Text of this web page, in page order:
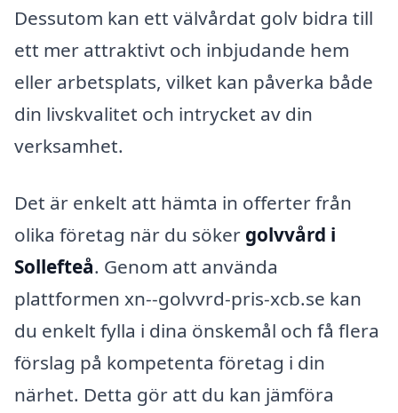
Dessutom kan ett välvårdat golv bidra till
ett mer attraktivt och inbjudande hem
eller arbetsplats, vilket kan påverka både
din livskvalitet och intrycket av din
verksamhet.
Det är enkelt att hämta in offerter från
olika företag när du söker golvvård i
Sollefteå. Genom att använda
plattformen xn--golvvrd-pris-xcb.se kan
du enkelt fylla i dina önskemål och få flera
förslag på kompetenta företag i din
närhet. Detta gör att du kan jämföra